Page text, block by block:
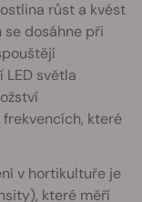
růst a kvést
dosáhne při
světla
frekvencích, které
v hortikultuře je
které měří